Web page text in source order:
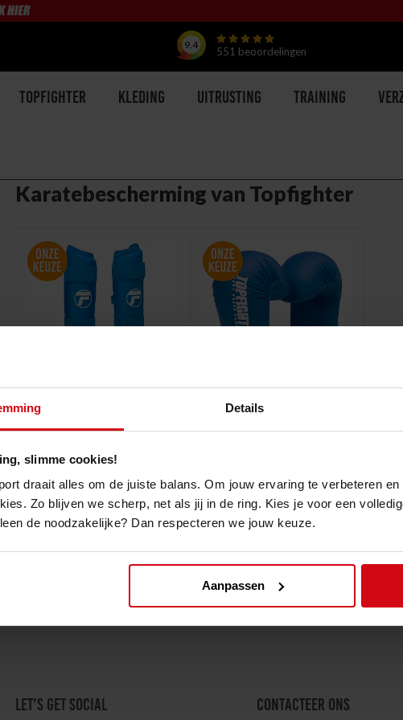
Details
slimme cookies!
draait alles om de juiste balans. Om jouw ervaring te verbeteren
Zo blijven we scherp, net als jij in de ring. Kies je voor een
de noodzakelijke? Dan respecteren we jouw keuze.
Aanpassen
9.4
551 beoordelingen
Topfighter Kleding Uitrusting Training
Karatebescherming van Topfighter
en voetbescherming
59.99€
24.99€
LET'S GET SOCIAL CONTACTEER ONS